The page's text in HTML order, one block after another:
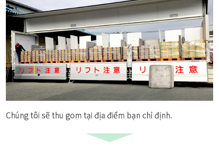
Chúng tôi sẽ thu gom tại địa điểm bạn chỉ định.